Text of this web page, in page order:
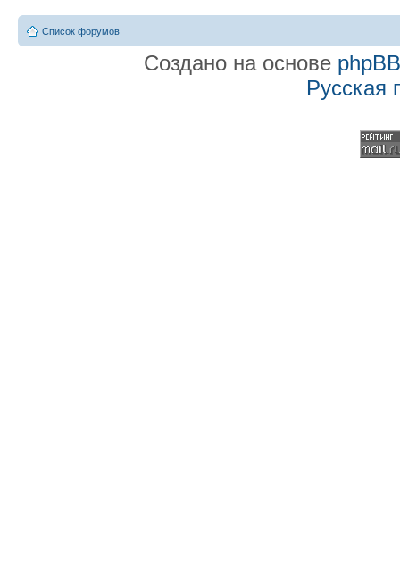
Список форумов
Создано на основе phpBB
Русская